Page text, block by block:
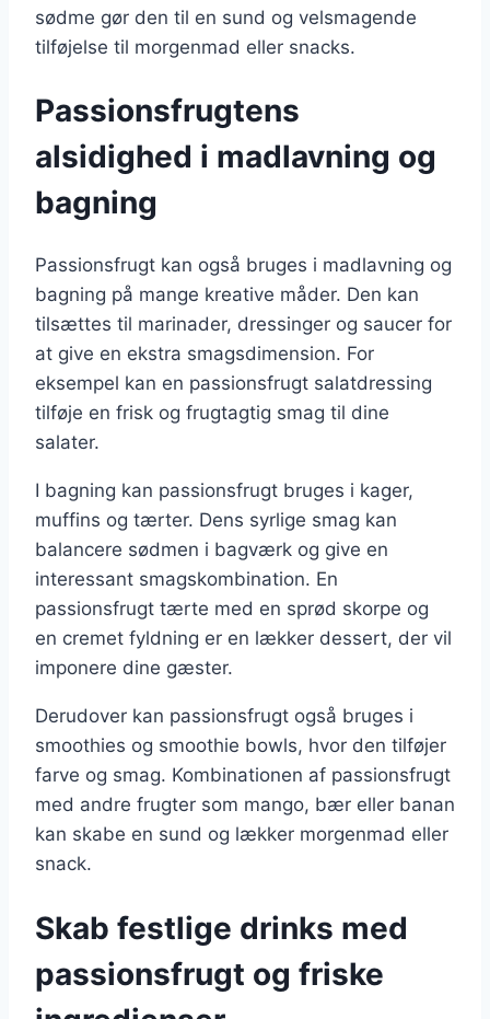
sødme gør den til en sund og velsmagende
tilføjelse til morgenmad eller snacks.
Passionsfrugtens
alsidighed i madlavning og
bagning
Passionsfrugt kan også bruges i madlavning og
bagning på mange kreative måder. Den kan
tilsættes til marinader, dressinger og saucer for
at give en ekstra smagsdimension. For
eksempel kan en passionsfrugt salatdressing
tilføje en frisk og frugtagtig smag til dine
salater.
I bagning kan passionsfrugt bruges i kager,
muffins og tærter. Dens syrlige smag kan
balancere sødmen i bagværk og give en
interessant smagskombination. En
passionsfrugt tærte med en sprød skorpe og
en cremet fyldning er en lækker dessert, der vil
imponere dine gæster.
Derudover kan passionsfrugt også bruges i
smoothies og smoothie bowls, hvor den tilføjer
farve og smag. Kombinationen af passionsfrugt
med andre frugter som mango, bær eller banan
kan skabe en sund og lækker morgenmad eller
snack.
Skab festlige drinks med
passionsfrugt og friske